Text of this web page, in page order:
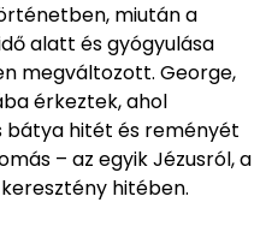
miután a
alatt és gyógyulása
megváltozott. George,
érkeztek, ahol
bátya hitét és reményét
– az egyik Jézusról, a
hitében.